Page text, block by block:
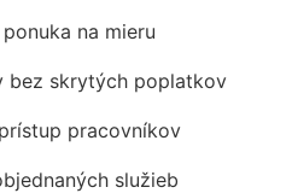
na mieru
bez skrytých poplatkov
pracovníkov
služieb